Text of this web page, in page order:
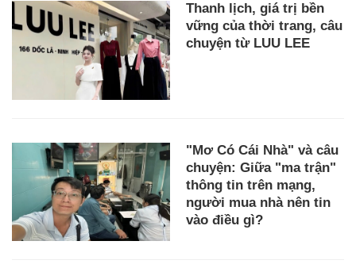
Thanh lịch, giá trị bền
vững của thời trang, câu
chuyện từ LUU LEE
"Mơ Có Cái Nhà" và câu
chuyện: Giữa "ma trận"
thông tin trên mạng,
người mua nhà nên tin
vào điều gì?